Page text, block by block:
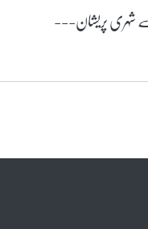
شہری پریشان---